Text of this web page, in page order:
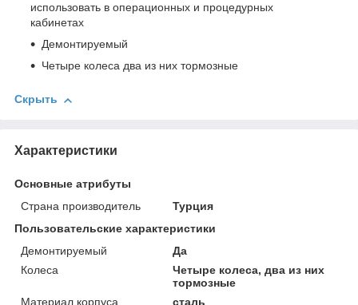
использовать в операционных и процедурных
кабинетах
Демонтируемый
Четыре колеса два из них тормозные
Скрыть
Характеристики
Основные атрибуты
Страна производитель
Турция
Пользовательские характеристики
Демонтируемый
Да
Колеса
Четыре колеса, два из них
тормозные
Материал корпуса
сталь